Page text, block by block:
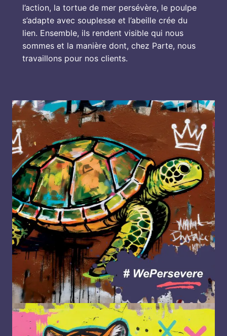
l’action, la tortue de mer persévère, le poulpe
s’adapte avec souplesse et l’abeille crée du
lien. Ensemble, ils rendent visible qui nous
sommes et la manière dont, chez Parte, nous
travaillons pour nos clients.